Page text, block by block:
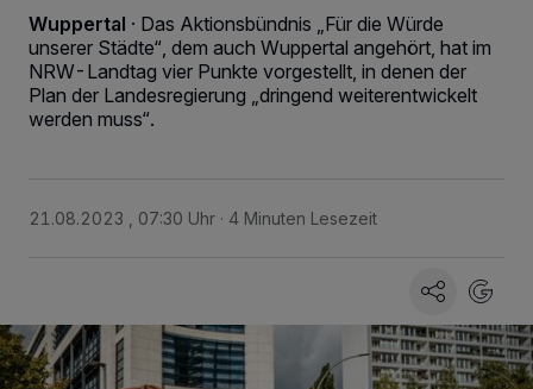
Wuppertal · Das Aktionsbündnis „Für die Würde
unserer Städte“, dem auch Wuppertal angehört, hat im
NRW-Landtag vier Punkte vorgestellt, in denen der
Plan der Landesregierung „dringend weiterentwickelt
werden muss“.
21.08.2023 , 07:30 Uhr 4 Minuten Lesezeit